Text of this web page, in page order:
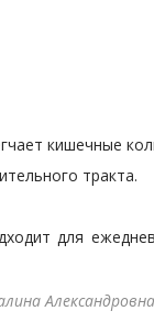
кишечные
тракта.
для